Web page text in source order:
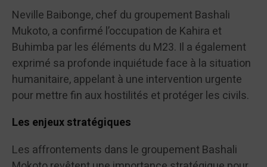
Neville Baibonge, chef du groupement Bashali
Mukoto, a confirmé l’occupation de Kahira et
Buhimba par les éléments du M23. Il a également
exprimé sa profonde inquiétude face à la situation
humanitaire, appelant à une intervention urgente
pour mettre fin aux hostilités et protéger les civils.
Les enjeux stratégiques
Les affrontements dans le groupement Bashali